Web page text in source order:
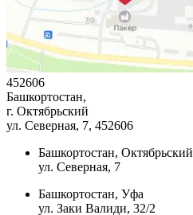
452606
Башкортостан,
г. Октябрьский
ул. Северная, 7, 452606
Башкортостан, Октябрьский
ул. Северная, 7
Башкортостан, Уфа
ул. Заки Валиди, 32/2